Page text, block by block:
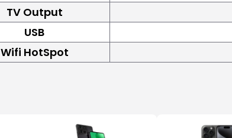
TV Output
USB
Wifi HotSpot